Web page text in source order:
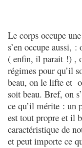
Le corps occupe
s’en occupe aussi,
( enfin, il parait !) ,
régimes pour qu’il
beau, on le lifte et
soit beau. Bref, on
ce qu’il mérite : un
est tout propre et il
caractéristique de
et peut importe ce